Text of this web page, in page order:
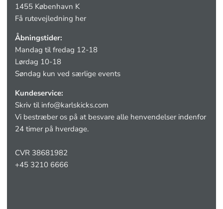
1455 København K
Få rutevejledning her
Åbningstider:
Mandag til fredag 12-18
Lørdag 10-18
Søndag kun ved særlige events
Kundeservice:
Skriv til info@karlskicks.com
Vi bestræber os på at besvare alle henvendelser indenfor
24 timer på hverdage.
CVR 38681982
+45 3210 6666